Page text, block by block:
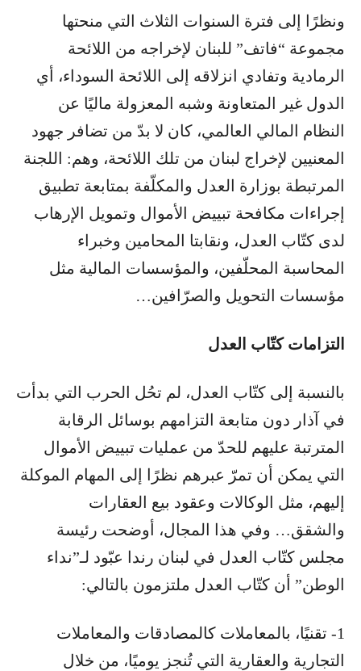
ونظرًا إلى فترة السنوات الثلاث التي منحتها
مجموعة “فاتف” للبنان لإخراجه من اللائحة
الرمادية وتفادي انزلاقه إلى اللائحة السوداء، أي
الدول غير المتعاونة وشبه المعزولة ماليًا عن
النظام المالي العالمي، كان لا بدّ من تضافر جهود
المعنيين لإخراج لبنان من تلك اللائحة، وهم: اللجنة
المرتبطة بوزارة العدل والمكلّفة بمتابعة تطبيق
إجراءات مكافحة تبييض الأموال وتمويل الإرهاب
لدى كتّاب العدل، ونقابتا المحامين وخبراء
المحاسبة المحلّفين، والمؤسسات المالية مثل
مؤسسات التحويل والصرّافين…
التزامات كتّاب العدل
بالنسبة إلى كتّاب العدل، لم تحُل الحرب التي بدأت
في آذار دون متابعة التزامهم بوسائل الرقابة
المترتبة عليهم للحدّ من عمليات تبييض الأموال
التي يمكن أن تمرّ عبرهم نظرًا إلى المهام الموكلة
إليهم، مثل الوكالات وعقود بيع العقارات
والشقق… وفي هذا المجال، أوضحت رئيسة
مجلس كتّاب العدل في لبنان رندا عبّود لـ”نداء
الوطن” أن كتّاب العدل ملتزمون بالتالي:
1- تقنيًا، بالمعاملات كالمصادقات والمعاملات
التجارية والعقارية التي تُنجز يوميًا، من خلال